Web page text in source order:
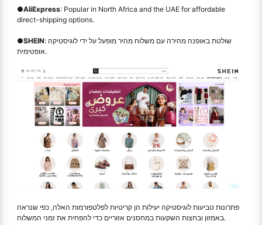
●AliExpress: Popular in North Africa and the UAE for affordable
direct-shipping options.
●SHEIN: שולטת באופנה מהירה עם משלוח מהיר מופעל על ידי לוגיסטיקה
אופטימית.
פתרונות טביעות לוגיסטיקה יעילות הן קריטיות לפלטפורמות האלה, כפי שנראה
באמזון ובחצות השקעות במחסנים אזוריים כדי להפחית את זמני המשלוח.